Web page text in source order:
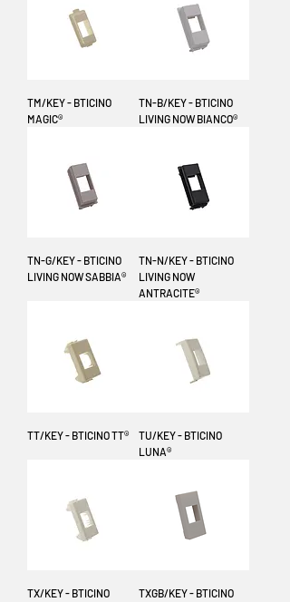
TM/KEY - BTICINO
MAGIC®
TN-B/KEY - BTICINO
LIVING NOW BIANCO®
TN-G/KEY - BTICINO
LIVING NOW SABBIA®
TN-N/KEY - BTICINO
LIVING NOW
ANTRACITE®
TT/KEY - BTICINO TT®
TU/KEY - BTICINO
LUNA®
TX/KEY - BTICINO
TXGB/KEY - BTICINO